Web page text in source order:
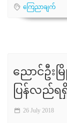
ကြေညာချက်
ညောင်ဦး
ပြန်လည်ရ
26 July 2018